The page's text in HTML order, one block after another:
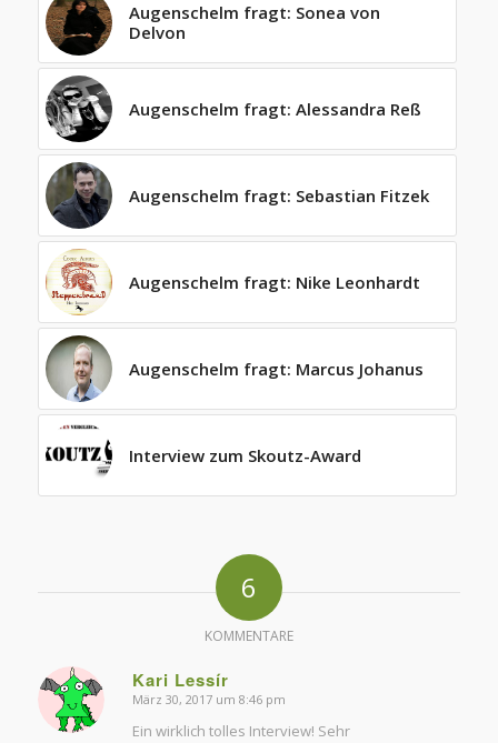
Augenschelm fragt: Sonea von
Delvon
Augenschelm fragt: Alessandra Reß
Augenschelm fragt: Sebastian Fitzek
Augenschelm fragt: Nike Leonhardt
Augenschelm fragt: Marcus Johanus
Interview zum Skoutz-Award
6
KOMMENTARE
Kari Lessír
sagte:
März 30, 2017 um 8:46 pm
Ein wirklich tolles Interview! Sehr